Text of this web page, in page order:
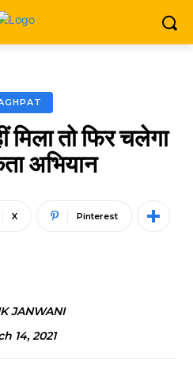
तो फिर चलेगा
अभियान
X Pinterest
JANWANI
14, 2021